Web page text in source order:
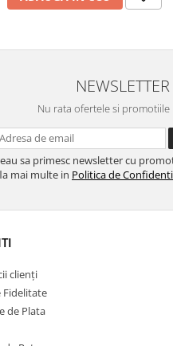
NEWSLETTER
Nu rata ofertele si
sa primesc newsletter cu
mai multe in Politica de
clienți
Fidelitate
de Plata